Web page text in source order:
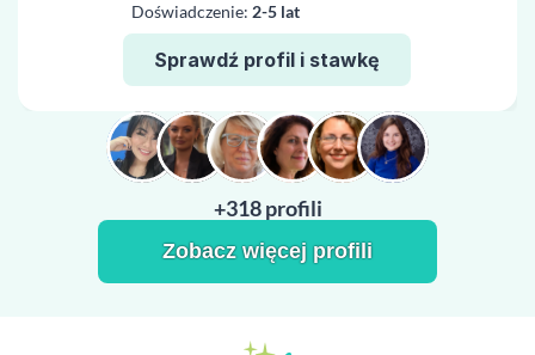
Doświadczenie: 2-5 lat
Sprawdź profil i stawkę
+318 profili
Zobacz więcej profili